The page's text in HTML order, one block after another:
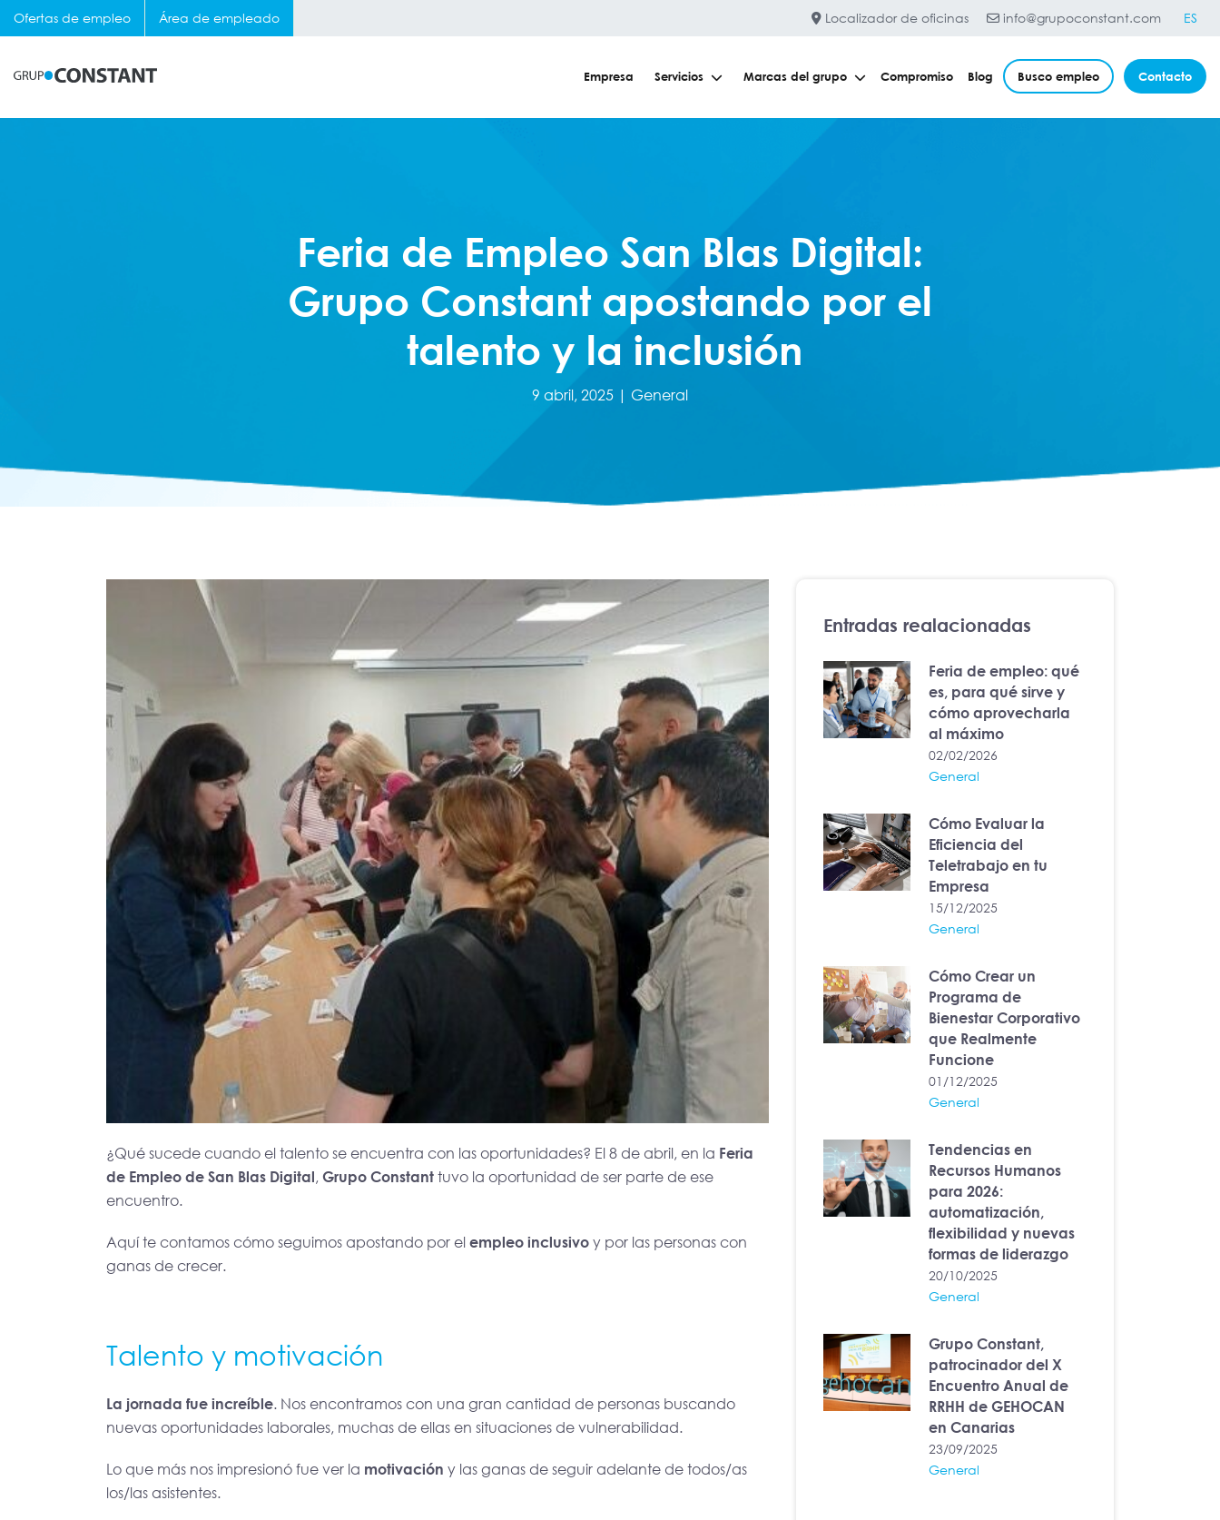
Ofertas de empleo Área de empleado Localizador de oficinas info@grupoconstant.com ES
Empresa Servicios Marcas del grupo Compromiso Blog Busco empleo Contacto
Feria de Empleo San Blas Digital:
Grupo Constant apostando por el
talento y la inclusión
9 abril, 2025 | General
¿Qué sucede cuando el talento se encuentra con las oportunidades? El 8 de abril, en la Feria
de Empleo de San Blas Digital, Grupo Constant tuvo la oportunidad de ser parte de ese
encuentro.
Aquí te contamos cómo seguimos apostando por el empleo inclusivo y por las personas con
ganas de crecer.
Talento y motivación
La jornada fue increíble. Nos encontramos con una gran cantidad de personas buscando
nuevas oportunidades laborales, muchas de ellas en situaciones de vulnerabilidad.
Lo que más nos impresionó fue ver la motivación y las ganas de seguir adelante de todos/as
los/las asistentes.
Entradas realacionadas
Feria de empleo: qué
es, para qué sirve y
cómo aprovecharla
al máximo
02/02/2026
General
Cómo Evaluar la
Eficiencia del
Teletrabajo en tu
Empresa
15/12/2025
General
Cómo Crear un
Programa de
Bienestar Corporativo
que Realmente
Funcione
01/12/2025
General
Tendencias en
Recursos Humanos
para 2026:
automatización,
flexibilidad y nuevas
formas de liderazgo
20/10/2025
General
Grupo Constant,
patrocinador del X
Encuentro Anual de
RRHH de GEHOCAN
en Canarias
23/09/2025
General